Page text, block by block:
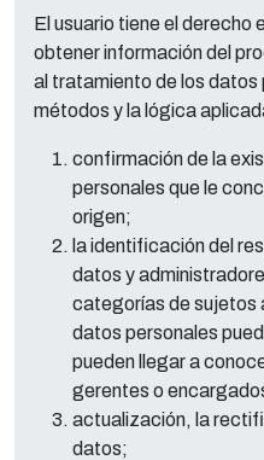
El usuario tiene el derecho
obtener información del
al tratamiento de los
métodos y la lógica
confirmación de la
personales que le
origen;
la identificación del
datos y
categorías de sujetos
datos personales
pueden llegar a
gerentes o
actualización, la
datos;